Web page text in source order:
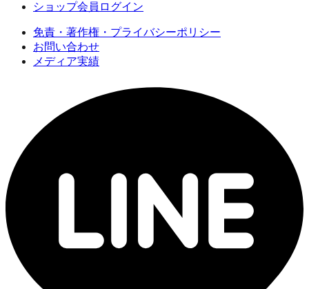
ショップ会員ログイン
免責・著作権・プライバシーポリシー
お問い合わせ
メディア実績